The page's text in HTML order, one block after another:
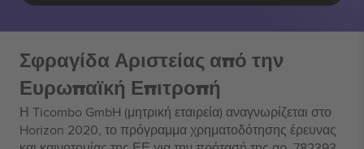
Σφραγίδα Αριστείας από την
Ευρωπαϊκή Επιτροπή
Η Ticombo GmbH (μητρική εταιρεία) αναγνωρίζεται στο
Horizon 2020, το πρόγραμμα χρηματοδότησης έρευνας